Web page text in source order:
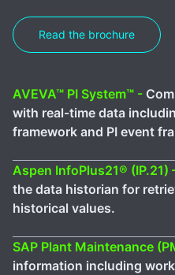
Read the brochure
AVEVA™ PI System™ -
with real-time data
framework and PI event
Aspen InfoPlus21® (IP.21)
the data historian for
historical values.
SAP Plant Maintenance
information including